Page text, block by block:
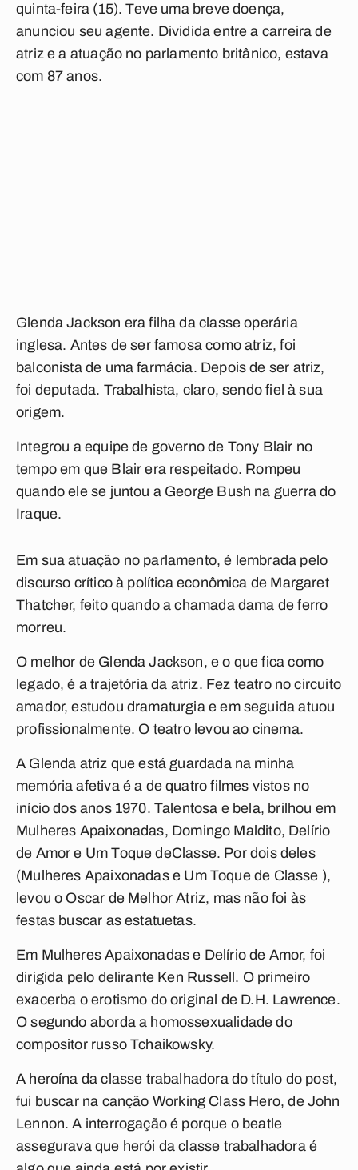
quinta-feira (15). Teve uma breve doença,
anunciou seu agente. Dividida entre a carreira de
atriz e a atuação no parlamento britânico, estava
com 87 anos.
Glenda Jackson era filha da classe operária
inglesa. Antes de ser famosa como atriz, foi
balconista de uma farmácia. Depois de ser atriz,
foi deputada. Trabalhista, claro, sendo fiel à sua
origem.
Integrou a equipe de governo de Tony Blair no
tempo em que Blair era respeitado. Rompeu
quando ele se juntou a George Bush na guerra do
Iraque.
Em sua atuação no parlamento, é lembrada pelo
discurso crítico à política econômica de Margaret
Thatcher, feito quando a chamada dama de ferro
morreu.
O melhor de Glenda Jackson, e o que fica como
legado, é a trajetória da atriz. Fez teatro no circuito
amador, estudou dramaturgia e em seguida atuou
profissionalmente. O teatro levou ao cinema.
A Glenda atriz que está guardada na minha
memória afetiva é a de quatro filmes vistos no
início dos anos 1970. Talentosa e bela, brilhou em
Mulheres Apaixonadas, Domingo Maldito, Delírio
de Amor e Um Toque deClasse. Por dois deles
(Mulheres Apaixonadase Um Toque de Classe ),
levou o Oscar de Melhor Atriz, mas não foi às
festas buscar as estatuetas.
Em Mulheres Apaixonadas e Delírio de Amor, foi
dirigida pelo delirante Ken Russell. O primeiro
exacerba o erotismo do original de D.H. Lawrence.
O segundo aborda a homossexualidade do
compositor russo Tchaikowsky.
A heroína da classe trabalhadora do título do post,
fui buscar na canção Working Class Hero, de John
Lennon. A interrogação é porque o beatle
assegurava que herói da classe trabalhadora é